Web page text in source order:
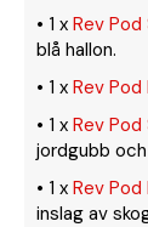
• 1 x Rev Pod
blå hallon.
• 1 x Rev
• 1 x Rev Pod
jordgubb och
• 1 x Rev Pod
inslag av